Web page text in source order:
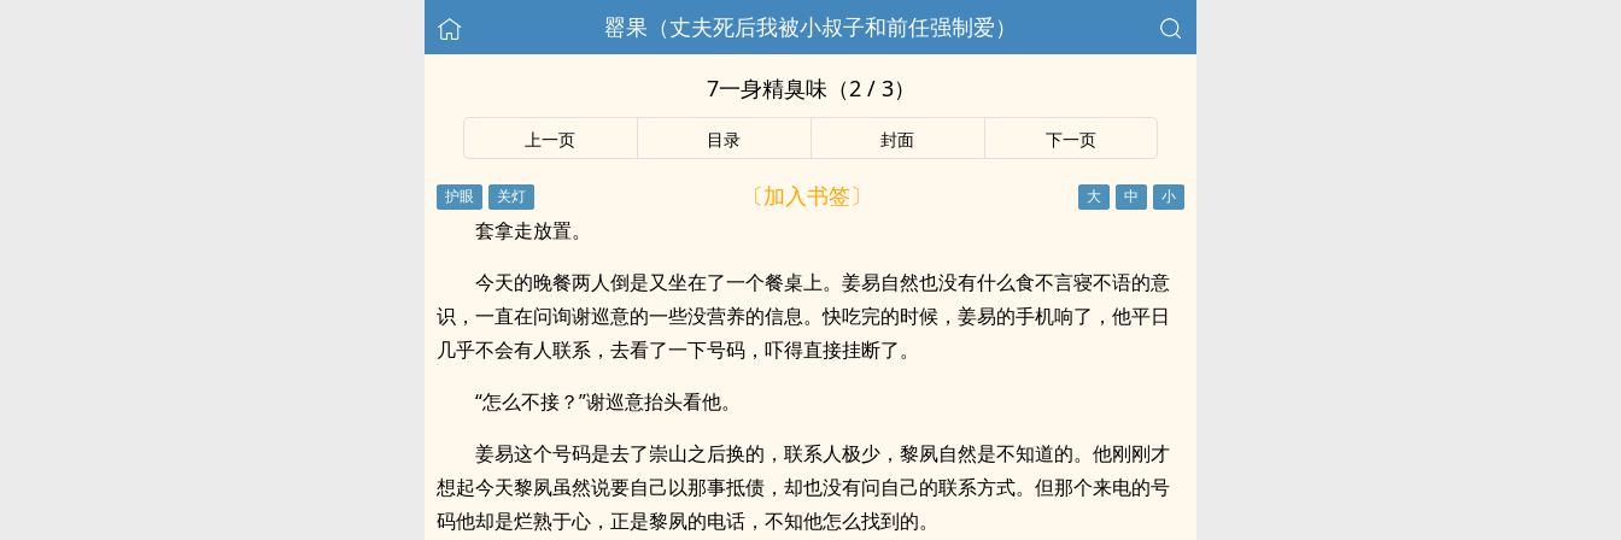
罂果（丈夫死后我被小叔子和前任强制爱）
7一身精臭味（2 / 3）
上一页 目录 封面 下一页
〔加入书签〕
套拿走放置。
今天的晚餐两人倒是又坐在了一个餐桌上。姜易自然也没有什么食不言寝不语的意
识，一直在问询谢巡意的一些没营养的信息。快吃完的时候，姜易的手机响了，他平日
几乎不会有人联系，去看了一下号码，吓得直接挂断了。
“怎么不接？”谢巡意抬头看他。
姜易这个号码是去了崇山之后换的，联系人极少，黎夙自然是不知道的。他刚刚才
想起今天黎夙虽然说要自己以那事抵债，却也没有问自己的联系方式。但那个来电的号
码他却是烂熟于心，正是黎夙的电话，不知他怎么找到的。